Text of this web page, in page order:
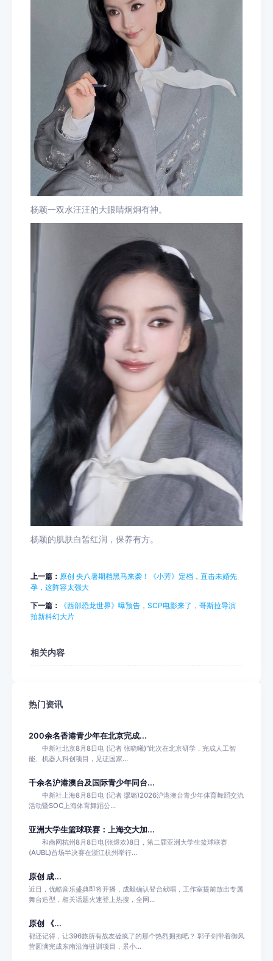
杨颖一双水汪汪的大眼睛炯炯有神。
杨颖的肌肤白皙红润，保养有方。
上一篇： 原创 央八暑期档黑马来袭！《小芳》定档，直击未婚先
孕，这阵容太强大
下一篇：
《西部恐龙世界》曝预告，SCP电影来了，哥斯拉导演
拍新科幻大片
相关内容
热门资讯
200余名香港青少年在北京完成...
中新社北京8月8日电 (记者 张晓曦)“此次在北京研学，完成人工智
能、机器人科创项目，见证国家...
千余名沪港澳台及国际青少年同台...
中新社上海8月8日电 (记者 缪璐)2026沪港澳台青少年体育舞蹈交流
活动暨SOC上海体育舞蹈公...
亚洲大学生篮球联赛：上海交大加...
和商网杭州8月8日电(张煜欢)8日，第二届亚洲大学生篮球联赛
(AUBL)首场半决赛在浙江杭州举行...
原创 成...
近日，优酷音乐盛典即将开播，成毅确认登台献唱，工作室提前放出专属
舞台造型，相关话题火速登上热搜，全网...
原创 《...
都还记得，让396旅所有战友磕疯了的那个热烈拥抱吧？ 郭子剑带着御风
营圆满完成东南沿海驻训项目，景小...